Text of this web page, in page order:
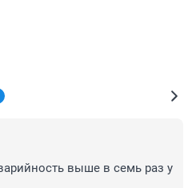
выше в семь раз у